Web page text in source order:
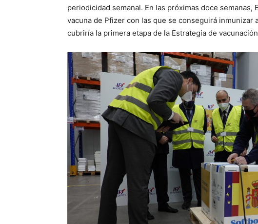
periodicidad semanal. En las próximas doce semanas,
vacuna de Pfizer con las que se conseguirá inmunizar
cubriría la primera etapa de la Estrategia de